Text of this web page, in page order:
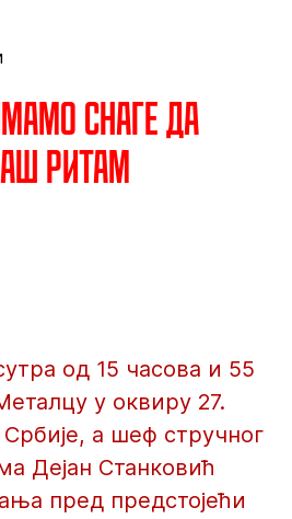
снаге да
ритам
од 15 часова и 55
у оквиру 27.
а шеф стручног
Дејан Станковић
пред предстојећи